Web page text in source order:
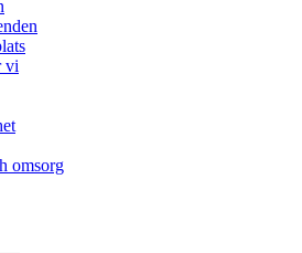
vi
omsorg